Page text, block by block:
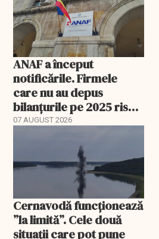
ANAF a început
notificările. Firmele
care nu au depus
bilanțurile pe 2025 riscă
să ajungă inactive fiscal
07 AUGUST 2026
Cernavodă funcționează
”la limită”. Cele două
situații care pot pune